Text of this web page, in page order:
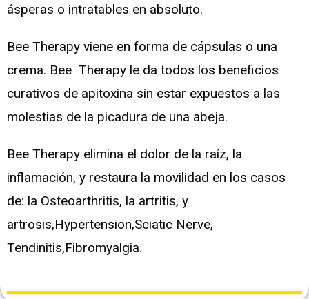
ásperas o intratables en absoluto.
Bee Therapy viene en forma de cápsulas o una
crema. Bee Therapy le da todos los beneficios
curativos de apitoxina sin estar expuestos a las
molestias de la picadura de una abeja.
Bee Therapy elimina el dolor de la raíz, la
inflamación, y restaura la movilidad en los casos
de: la Osteoarthritis, la artritis, y
artrosis,Hypertension,Sciatic Nerve,
Tendinitis,Fibromyalgia.